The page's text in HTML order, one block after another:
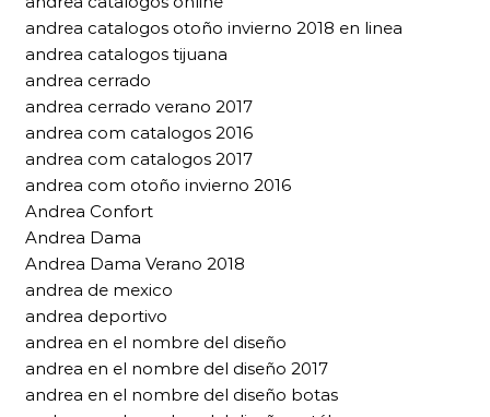
andrea catalogos otoño invierno 2018 en linea
andrea catalogos tijuana
andrea cerrado
andrea cerrado verano 2017
andrea com catalogos 2016
andrea com catalogos 2017
andrea com otoño invierno 2016
Andrea Confort
Andrea Dama
Andrea Dama Verano 2018
andrea de mexico
andrea deportivo
andrea en el nombre del diseño
andrea en el nombre del diseño 2017
andrea en el nombre del diseño botas